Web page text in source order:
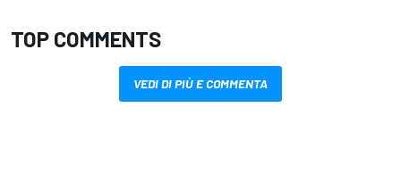
TOP COMMENTS
VEDI DI PIÙ E COMMENTA